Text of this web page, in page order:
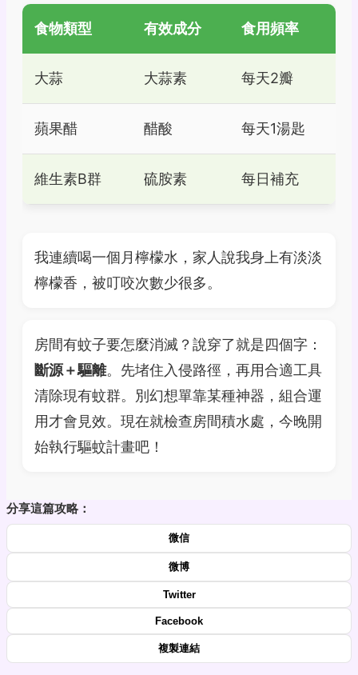
食物類型 有效成分 食用頻率
大蒜 大蒜素 每天2瓣
蘋果醋 醋酸 每天1湯匙
維生素B群 硫胺素 每日補充
我連續喝一個月檸檬水，家人說我身上有淡淡
檸檬香，被叮咬次數少很多。
房間有蚊子要怎麼消滅？說穿了就是四個字：
斷源＋驅離。先堵住入侵路徑，再用合適工具
清除現有蚊群。別幻想單靠某種神器，組合運
用才會見效。現在就檢查房間積水處，今晚開
始執行驅蚊計畫吧！
分享這篇攻略：
微信
微博
Twitter
Facebook
複製連結